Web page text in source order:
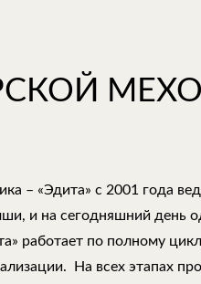
– «Эдита» с 2001 года
и на сегодняшний день
работает по полному
На всех этапах